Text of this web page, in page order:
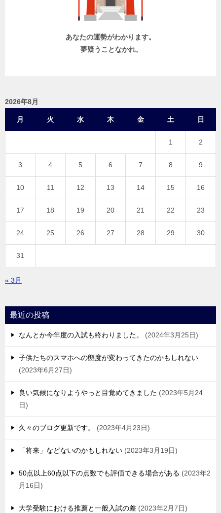
あなたの運勢がわかります。
夢疑うことなかれ。
2026年8月
月 火 水 木 金 土 日
1 2
3 4 5 6 7 8 9
10 11 12 13 14 15 16
17 18 19 20 21 22 23
24 25 26 27 28 29 30
31
« 3月
最近の投稿
なんとか今年度の入試も終わりました。 2024年3月25日
子供たちのスマホへの態度が変わってきたのかもしれない
2023年6月27日
良い気候になりようやっと目覚めてきました
2023年5月24
日
久々のブログ更新です。 2023年4月23日
「将来」などないのかもしれない 2023年3月19日
50点以上60点以下の点数でも評価できる場合がある
2023年2
月16日
大学受験における推薦と一般入試の差 2023年2月7日